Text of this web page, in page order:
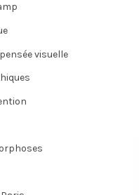
visuelle